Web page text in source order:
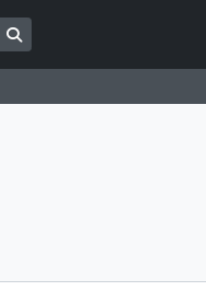
Busque na página de